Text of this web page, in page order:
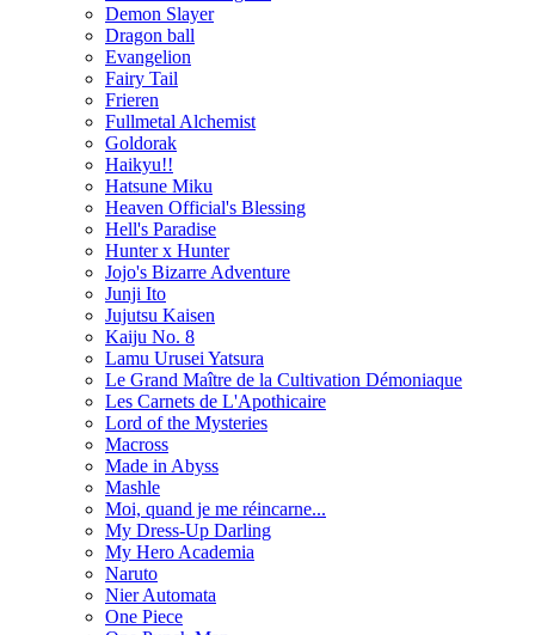
Demon Slayer
Dragon ball
Evangelion
Fairy Tail
Frieren
Fullmetal Alchemist
Goldorak
Haikyu!!
Hatsune Miku
Heaven Official's Blessing
Hell's Paradise
Hunter x Hunter
Jojo's Bizarre Adventure
Junji Ito
Jujutsu Kaisen
Kaiju No. 8
Lamu Urusei Yatsura
Le Grand Maître de la Cultivation Démoniaque
Les Carnets de L'Apothicaire
Lord of the Mysteries
Macross
Made in Abyss
Mashle
Moi, quand je me réincarne...
My Dress-Up Darling
My Hero Academia
Naruto
Nier Automata
One Piece